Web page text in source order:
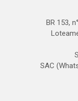
BR 153,
SAC